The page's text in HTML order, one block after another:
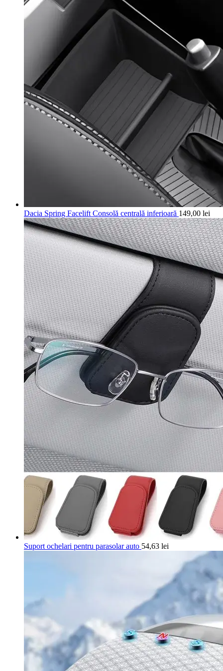
Dacia Spring Facelift Consolă centrală inferioară 149,00 lei
Suport ochelari pentru parasolar auto 54,63 lei